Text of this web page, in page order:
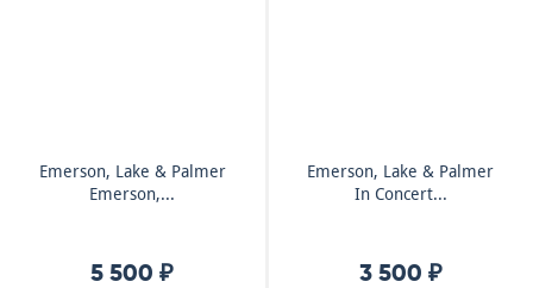
Emerson, Lake & Palmer
Emerson,...
5 500 ₽
Emerson, Lake & Palmer
In Concert...
3 500 ₽